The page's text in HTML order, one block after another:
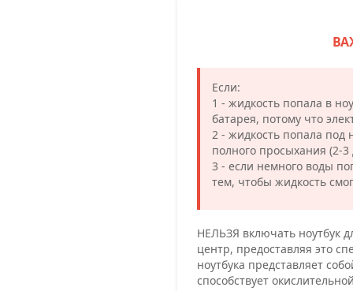
Если:
1 - жидкость попала в
батарея, потому что
2 - жидкость попала под
полного просыхания (2-
3 - если немного воды
тем, чтобы жидкость
НЕЛЬЗЯ включать ноутбук
центр, предоставляя это
ноутбука представляет
способствует